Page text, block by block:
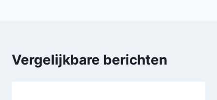
Vergelijkbare berichten